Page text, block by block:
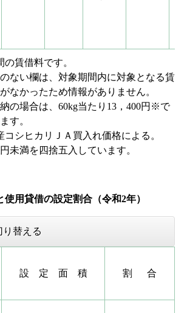
の賃借料です。
ない欄は、対象期間内に対象となる賃
なかったため情報がありません。
の場合は、60kg当たり13，400円※で
す。
シヒカリＪＡ買入れ価格による。
未満を四捨五入しています。
用貸借の設定割合（令和2年）
替える
設 定 面 積 割 合